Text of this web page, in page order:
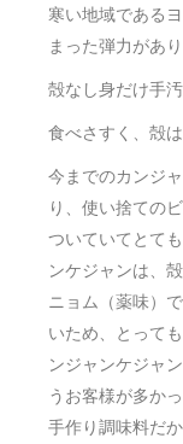
寒い地域である
まった弾力があ
殻なし身だけ手
食べさすく、殻
今までのカンジ
り、使い捨ての
ついていてとて
ンケジャンは、
ニョム（薬味）
いため、とって
ンジャンケジャ
うお客様が多かっ
手作り調味料だか